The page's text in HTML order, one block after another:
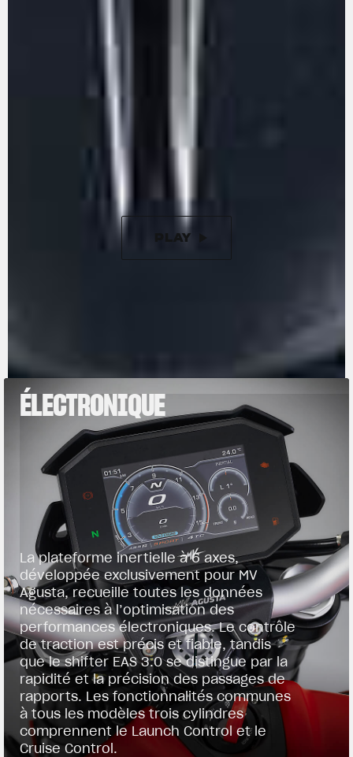
comme sur les motos de course. Le vilebrequin
changements de direction.
PLAY
ÉLECTRONIQUE
La plateforme inertielle à 6 axes,
développée exclusivement pour MV
Agusta, recueille toutes les données
nécessaires à l’optimisation des
performances électroniques. Le contrôle
de traction est précis et fiable, tandis
que le shifter EAS 3.0 se distingue par la
rapidité et la précision des passages de
rapports. Les fonctionnalités communes
à tous les modèles trois cylindres
comprennent le Launch Control et le
Cruise Control.